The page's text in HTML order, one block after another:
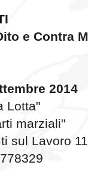
e Contra
2014
Lotta"
marziali"
sul Lavoro 11